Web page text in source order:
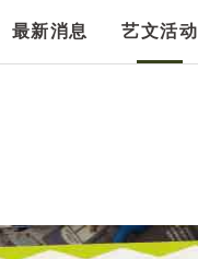
最新消息 艺文活动